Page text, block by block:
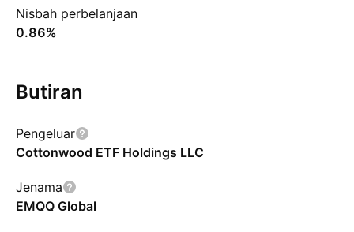
Nisbah perbelanjaan
0.86%
Butiran
Pengeluar
Cottonwood ETF Holdings LLC
Jenama
EMQQ Global